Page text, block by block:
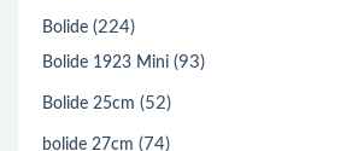
Bolide (224)
Bolide 1923 Mini (93)
Bolide 25cm (52)
bolide 27cm (74)